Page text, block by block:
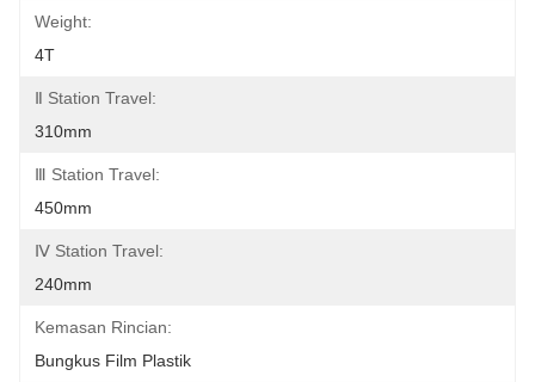
Weight:
4T
Ⅱ Station Travel:
310mm
Ⅲ Station Travel:
450mm
Ⅳ Station Travel:
240mm
Kemasan Rincian:
Bungkus Film Plastik